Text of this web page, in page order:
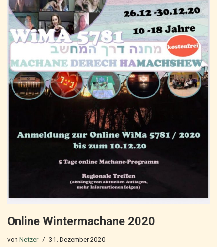
Online Wintermachane 2020
von Netzer 31. Dezember 2020